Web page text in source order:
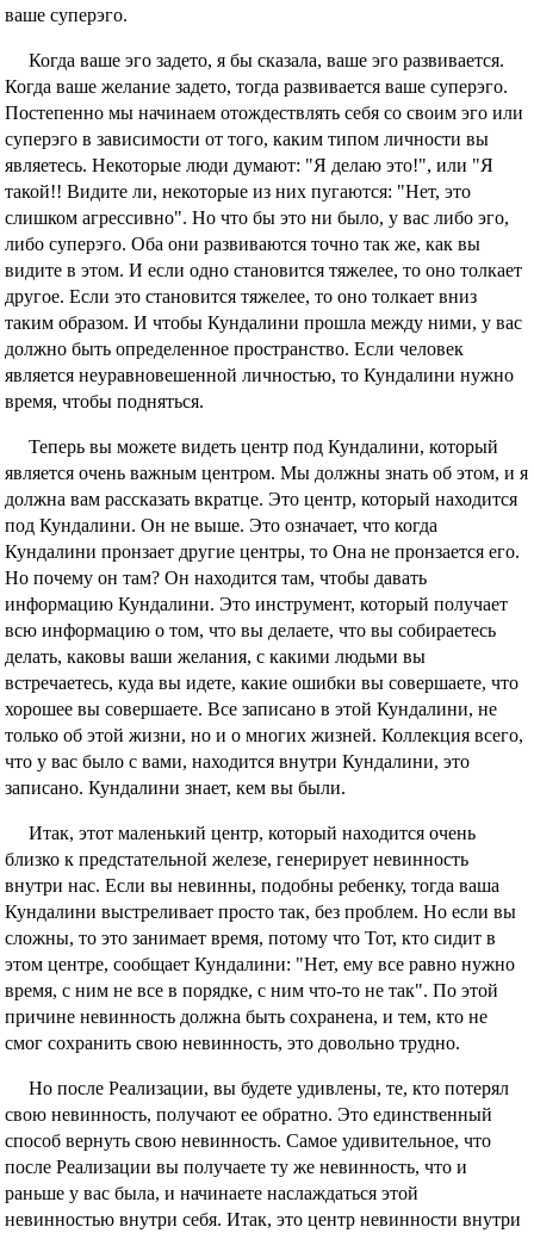
ваше суперэго.
Когда ваше эго задето, я бы сказала, ваше эго развивается.
Когда ваше желание задето, тогда развивается ваше суперэго.
Постепенно мы начинаем отождествлять себя со своим эго или
суперэго в зависимости от того, каким типом личности вы
являетесь. Некоторые люди думают: "Я делаю это!", или "Я
такой!! Видите ли, некоторые из них пугаются: "Нет, это
слишком агрессивно". Но что бы это ни было, у вас либо эго,
либо суперэго. Оба они развиваются точно так же, как вы
видите в этом. И если одно становится тяжелее, то оно толкает
другое. Если это становится тяжелее, то оно толкает вниз
таким образом. И чтобы Кундалини прошла между ними, у вас
должно быть определенное пространство. Если человек
является неуравновешенной личностью, то Кундалини нужно
время, чтобы подняться.
Теперь вы можете видеть центр под Кундалини, который
является очень важным центром. Мы должны знать об этом, и я
должна вам рассказать вкратце. Это центр, который находится
под Кундалини. Он не выше. Это означает, что когда
Кундалини пронзает другие центры, то Она не пронзается его.
Но почему он там? Он находится там, чтобы давать
информацию Кундалини. Это инструмент, который получает
всю информацию о том, что вы делаете, что вы собираетесь
делать, каковы ваши желания, с какими людьми вы
встречаетесь, куда вы идете, какие ошибки вы совершаете, что
хорошее вы совершаете. Все записано в этой Кундалини, не
только об этой жизни, но и о многих жизней. Коллекция всего,
что у вас было с вами, находится внутри Кундалини, это
записано. Кундалини знает, кем вы были.
Итак, этот маленький центр, который находится очень
близко к предстательной железе, генерирует невинность
внутри нас. Если вы невинны, подобны ребенку, тогда ваша
Кундалини выстреливает просто так, без проблем. Но если вы
сложны, то это занимает время, потому что Тот, кто сидит в
этом центре, сообщает Кундалини: "Нет, ему все равно нужно
время, с ним не все в порядке, с ним что-то не так". По этой
причине невинность должна быть сохранена, и тем, кто не
смог сохранить свою невинность, это довольно трудно.
Но после Реализации, вы будете удивлены, те, кто потерял
свою невинность, получают ее обратно. Это единственный
способ вернуть свою невинность. Самое удивительное, что
после Реализации вы получаете ту же невинность, что и
раньше у вас была, и начинаете наслаждаться этой
невинностью внутри себя. Итак, это центр невинности внутри